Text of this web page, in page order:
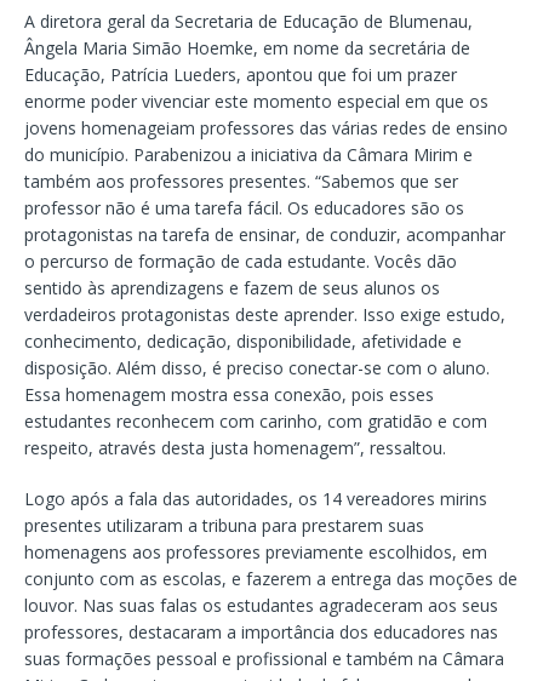
A diretora geral da Secretaria de Educação de Blumenau,
Ângela Maria Simão Hoemke, em nome da secretária de
Educação, Patrícia Lueders, apontou que foi um prazer
enorme poder vivenciar este momento especial em que os
jovens homenageiam professores das várias redes de ensino
do município. Parabenizou a iniciativa da Câmara Mirim e
também aos professores presentes. “Sabemos que ser
professor não é uma tarefa fácil. Os educadores são os
protagonistas na tarefa de ensinar, de conduzir, acompanhar
o percurso de formação de cada estudante. Vocês dão
sentido às aprendizagens e fazem de seus alunos os
verdadeiros protagonistas deste aprender. Isso exige estudo,
conhecimento, dedicação, disponibilidade, afetividade e
disposição. Além disso, é preciso conectar-se com o aluno.
Essa homenagem mostra essa conexão, pois esses
estudantes reconhecem com carinho, com gratidão e com
respeito, através desta justa homenagem”, ressaltou.
Logo após a fala das autoridades, os 14 vereadores mirins
presentes utilizaram a tribuna para prestarem suas
homenagens aos professores previamente escolhidos, em
conjunto com as escolas, e fazerem a entrega das moções de
louvor. Nas suas falas os estudantes agradeceram aos seus
professores, destacaram a importância dos educadores nas
suas formações pessoal e profissional e também na Câmara